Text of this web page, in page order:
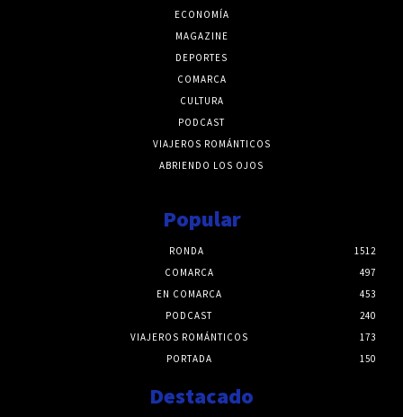
ECONOMÍA
MAGAZINE
DEPORTES
COMARCA
CULTURA
PODCAST
VIAJEROS ROMÁNTICOS
ABRIENDO LOS OJOS
Popular
RONDA
1512
COMARCA
497
EN COMARCA
453
PODCAST
240
VIAJEROS ROMÁNTICOS
173
PORTADA
150
Destacado